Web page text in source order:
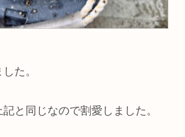
た。
と同じなので割愛しました。